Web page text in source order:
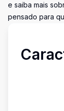
e saiba mais
pensado para